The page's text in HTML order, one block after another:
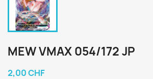
MEW VMAX 054/172 JP
2,00 CHF